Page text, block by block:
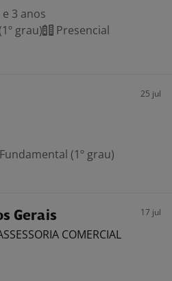
3 anos
grau)
Presencial
25 jul
(1º grau)
Gerais 17 jul
COMERCIAL